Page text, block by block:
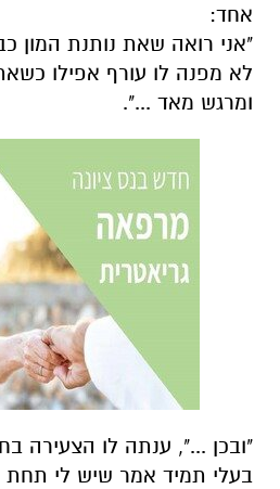
אחד:
"אני רואה שאת נותנת המון
לא מפנה לו עורף אפילו
ומרגש מאד ...".
"ובכן ...", ענתה לו הצעירה
בעלי תמיד אמר שיש לי תחת